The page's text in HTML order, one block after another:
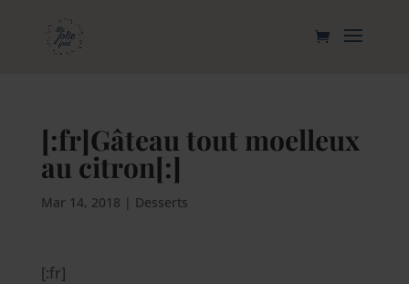
[:fr]Gâteau tout moelleux
au citron[:]
Mar 14, 2018 | Desserts
[:fr]